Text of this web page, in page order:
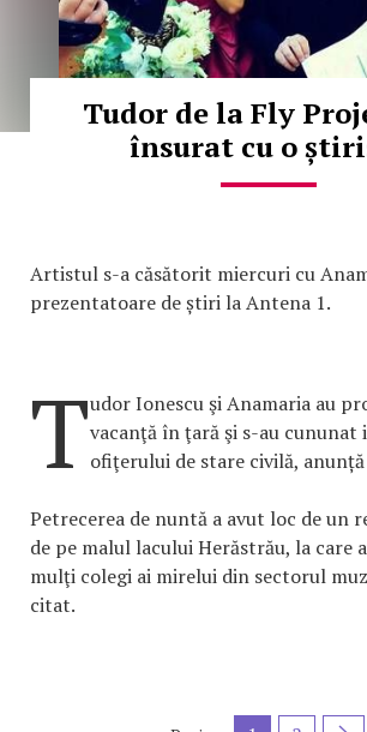
Tudor de la Fly
însurat cu o
Artistul s-a căsătorit miercuri cu
prezentatoare de știri la Antena 1.
Tudor Ionescu şi Anamaria au
vacanţă în ţară şi s-au cununat
ofiţerului de stare civilă,
Petrecerea de nuntă a avut loc de un
de pe malul lacului Herăstrău, la care
mulţi colegi ai mirelui din sectorul
citat.